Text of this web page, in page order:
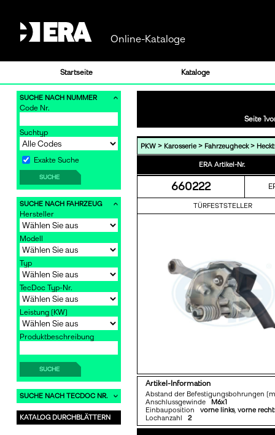
Online-Kataloge
Startseite Kataloge
SUCHE NACH NUMMER
Code Nr.
Suchtyp
Exakte Suche
SUCHE
SUCHE NACH FAHRZEUG
Hersteller
Modell
Typ
TecDoc Typ-Nr.
Leistung [KW]
Produktbeschreibung
SUCHE
SUCHE NACH TECDOC NR.
KATALOG DURCHBLÄTTERN
Seite
PKW > Karosserie > Fahrzeugheck>
ERA Artikel-Nr.
660222
TÜRFESTSTELLER
Artikel-Information
Abstand der Befestigungsbohrungen
Anschlussgewinde M6x1
Einbauposition vorne links, vorne
Lochanzahl 2